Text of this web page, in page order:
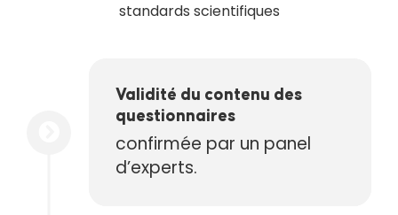
standards scientifiques
Validité du contenu des
questionnaires
confirmée par un panel
d’experts.